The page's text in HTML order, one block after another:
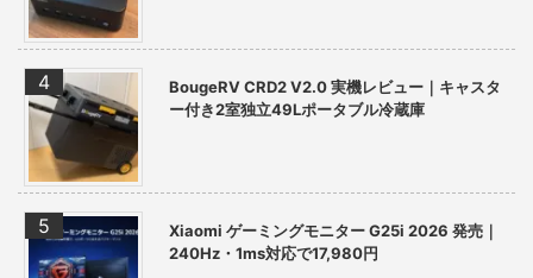
BougeRV CRD2 V2.0 実機レビュー｜キャスタ
ー付き2室独立49Lポータブル冷蔵庫
Xiaomi ゲーミングモニター G25i 2026 発売｜
240Hz・1ms対応で17,980円